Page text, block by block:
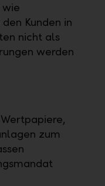
Kunden in
nicht als
werden
zum